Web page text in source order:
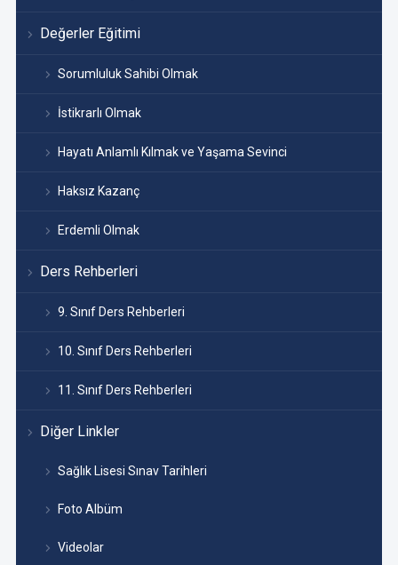
Değerler Eğitimi
Sorumluluk Sahibi Olmak
İstikrarlı Olmak
Hayatı Anlamlı Kılmak ve Yaşama Sevinci
Haksız Kazanç
Erdemli Olmak
Ders Rehberleri
9. Sınıf Ders Rehberleri
10. Sınıf Ders Rehberleri
11. Sınıf Ders Rehberleri
Diğer Linkler
Sağlık Lisesi Sınav Tarihleri
Foto Albüm
Videolar